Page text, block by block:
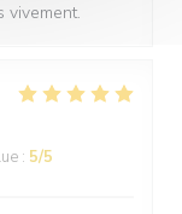
vivement.
: 5/5